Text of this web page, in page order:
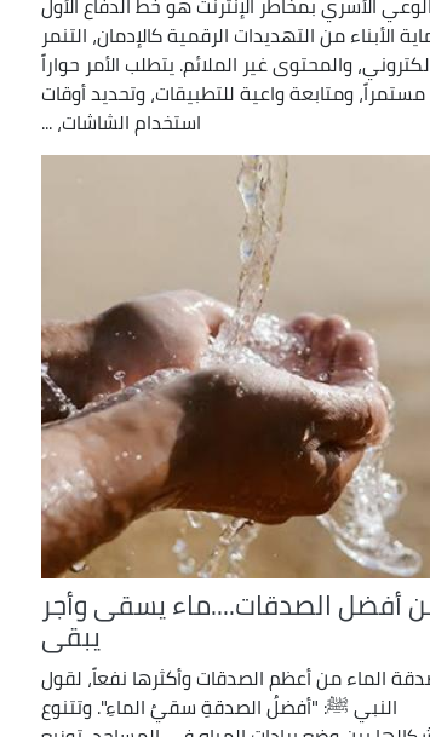
الأبناء من التهديدات الرقمية كالإدمان، التنمر
والمحتوى غير الملائم. يتطلب الأمر حواراً
مستمراً، ومتابعة واعية للتطبيقات، وتحديد أوقات
استخدام الشاشات، ...
أفضل الصدقات....ماء يسقى وأجر
يبقى
الماء من أعظم الصدقات وأكثرها نفعاً، لقول
النبي ﷺ: "أفضلُ الصدقةِ سقيُ الماءِ". وتتنوع